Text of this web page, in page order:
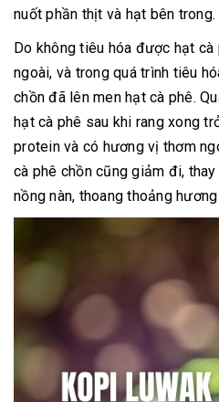
nuốt phần thịt và hạt bên trong.
Do không tiêu hóa được hạt cà
ngoài, và trong quá trình tiêu
chồn đã lên men hạt cà phê.
hạt cà phê sau khi rang xong
protein và có hương vị thơm
cà phê chồn cũng giảm đi,
nồng nàn, thoang thoảng